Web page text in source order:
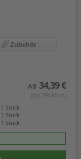
Zubehör
AB 34,39 €
(zzgl. 19% Mwst.)
1 Stück
1 Stück
1 Stück